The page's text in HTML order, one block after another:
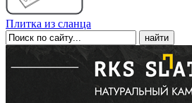
Плитка из сланца